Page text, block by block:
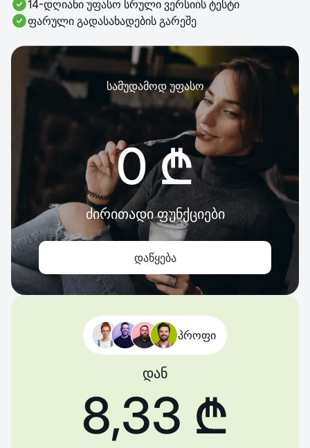
14-დღიანი უფასო სრული ვერსიის ტესტი
ფარული გადასახადების გარეშე
სამუდამოდ უფასო
0 ₾
ძირითადი ფუნქციები
დაწყება
პროფი
დან
8,33 ₾